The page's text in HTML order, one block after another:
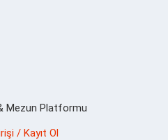
Mezun Platformu
/ Kayıt Ol